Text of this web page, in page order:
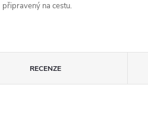
připravený na cestu.
RECENZE